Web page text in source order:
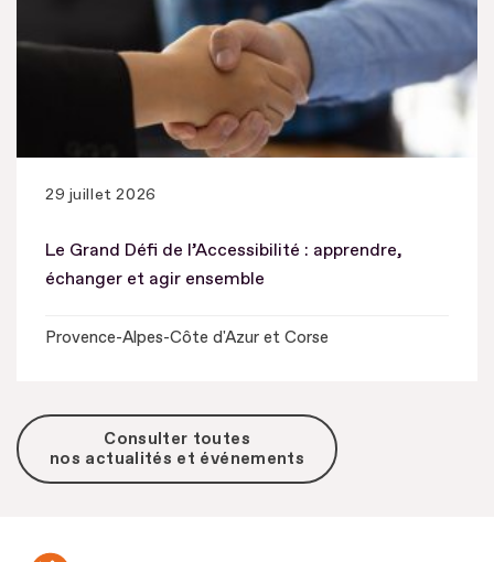
29 juillet 2026
Le Grand Défi de l’Accessibilité : apprendre,
échanger et agir ensemble
Provence-Alpes-Côte d'Azur et Corse
Consulter toutes
nos actualités et événements